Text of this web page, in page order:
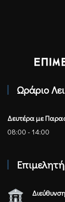
Ωράριο
Δευτέρα με
08:00 - 14:00
Διεύθυνση